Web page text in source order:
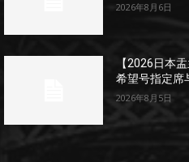
2026年8月6日
【2026日本
希望号指定席
2026年8月5日